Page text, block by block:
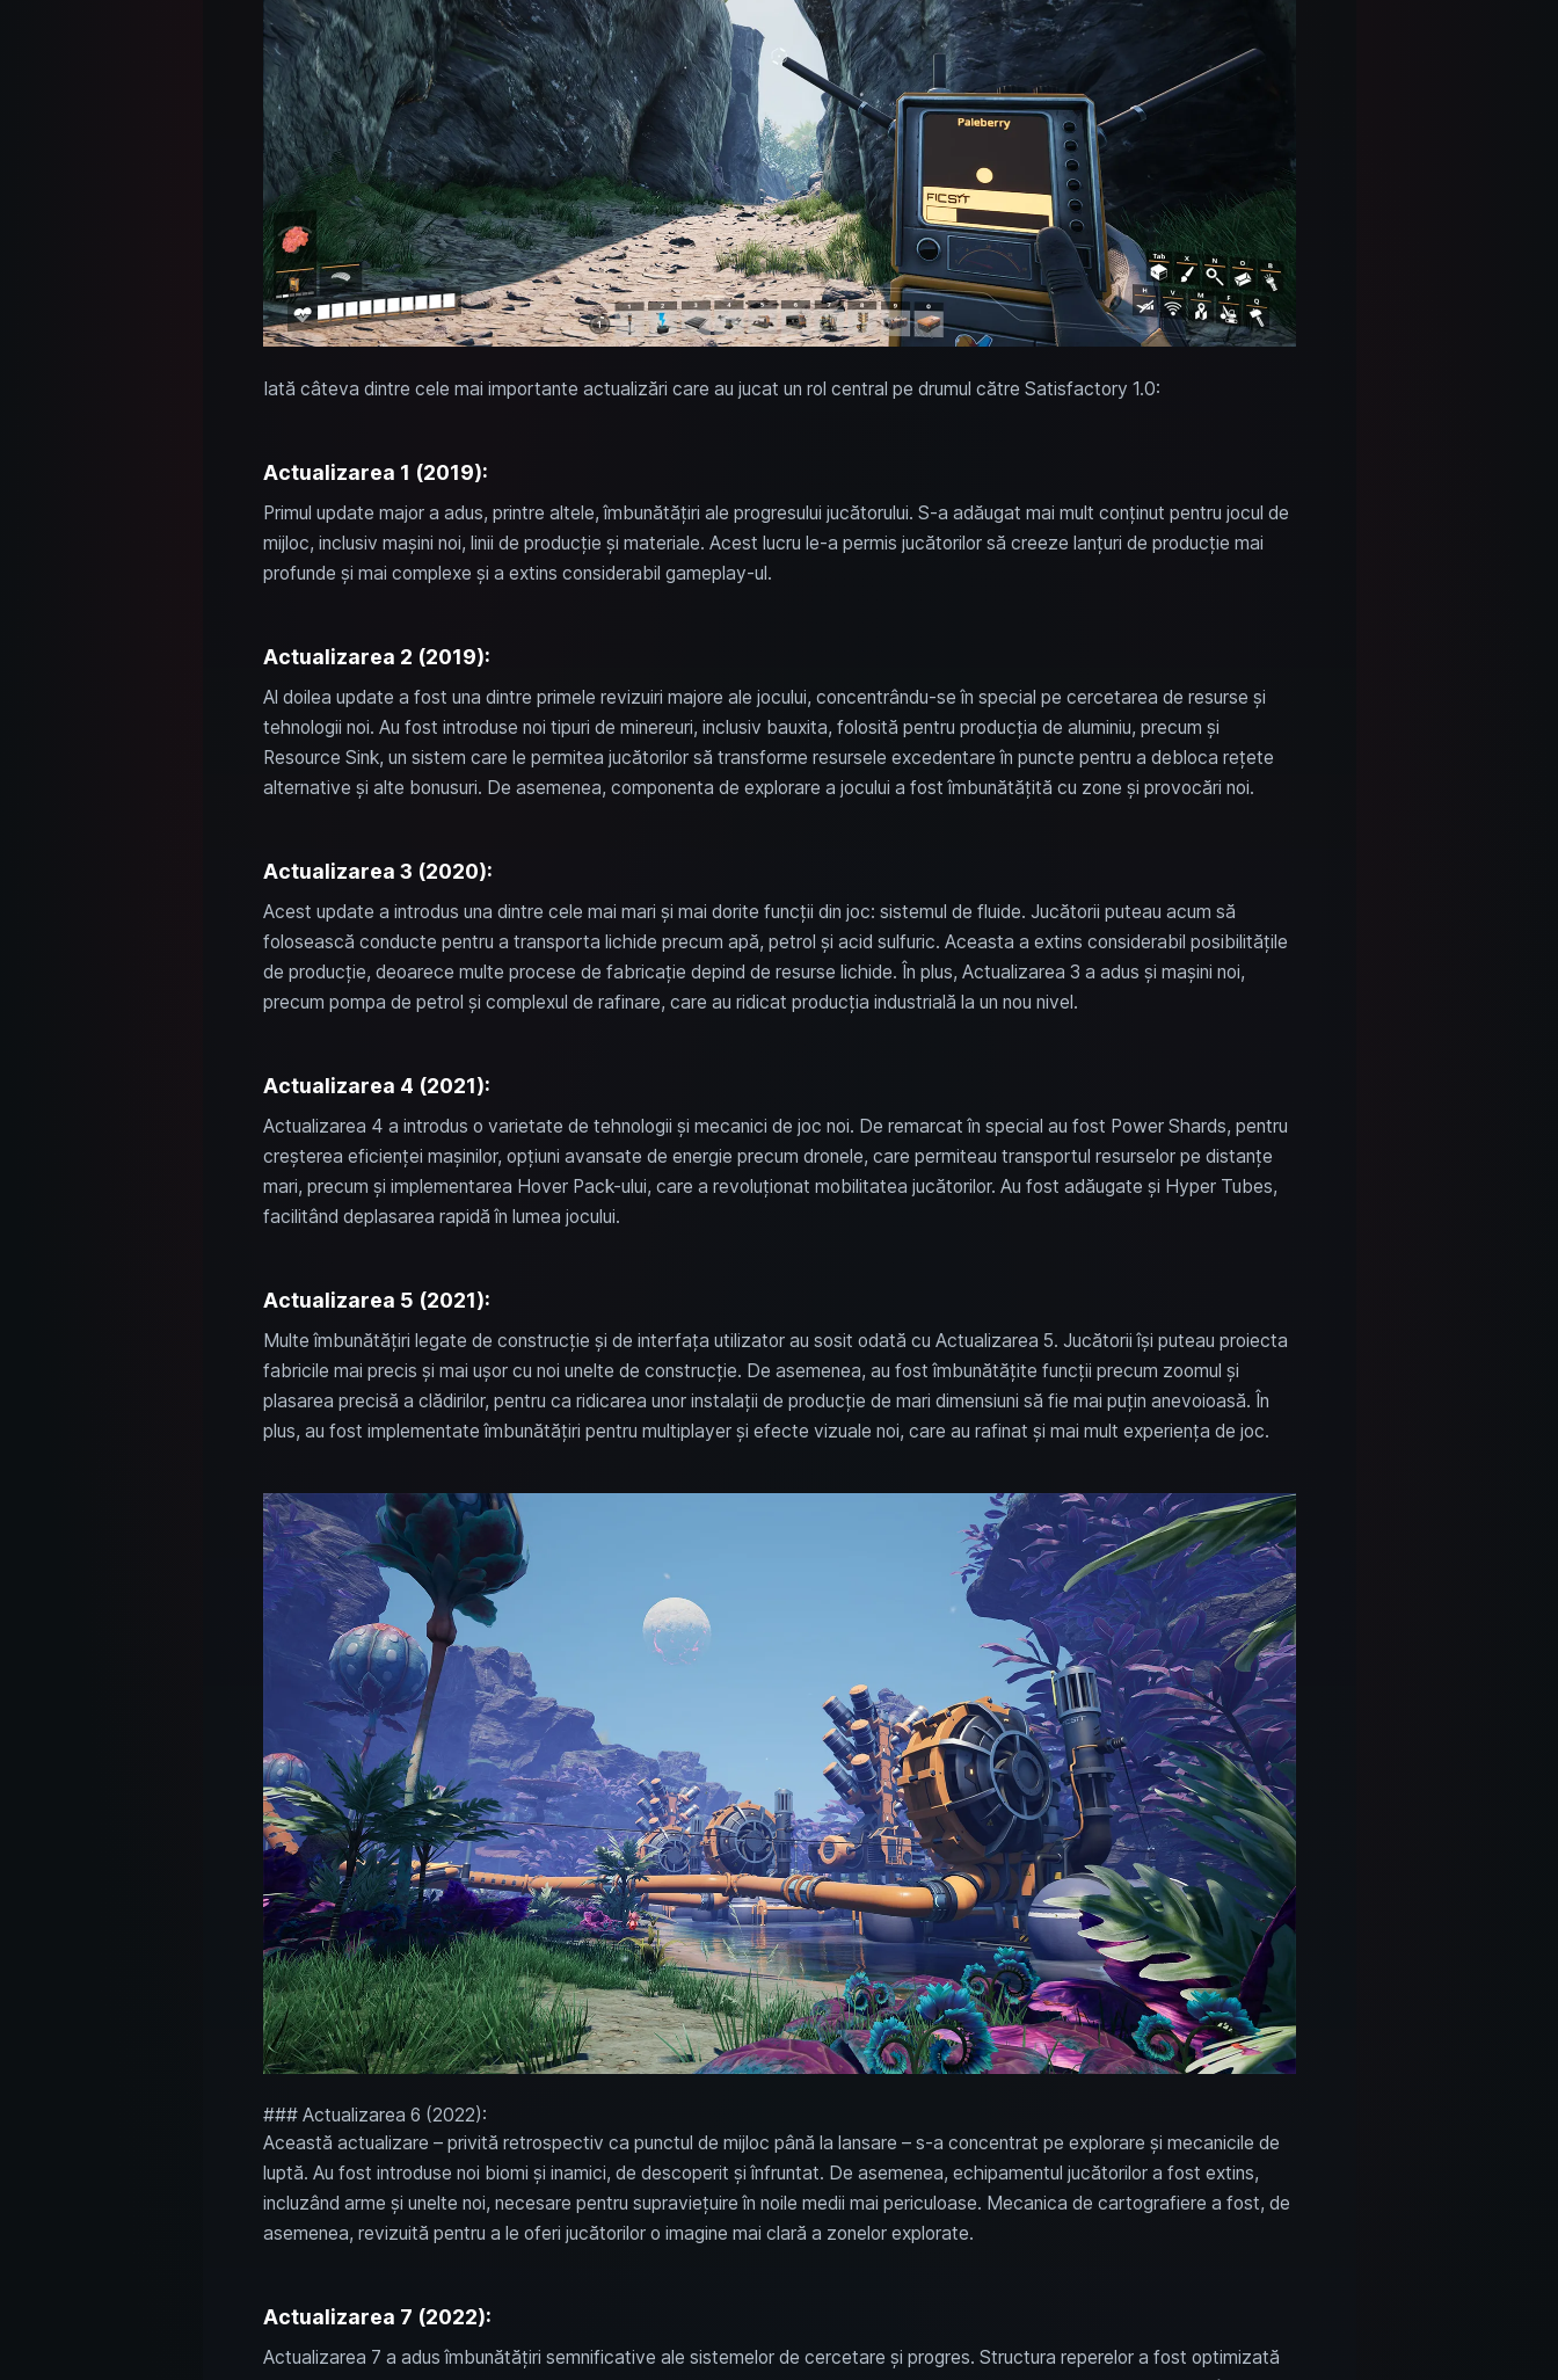
Iată câteva dintre cele mai importante actualizări care au jucat un rol central pe drumul către Satisfactory 1.0:
Actualizarea 1 (2019):
Primul update major a adus, printre altele, îmbunătățiri ale progresului jucătorului. S-a adăugat mai mult conținut pentru jocul de
mijloc, inclusiv mașini noi, linii de producție și materiale. Acest lucru le-a permis jucătorilor să creeze lanțuri de producție mai
profunde și mai complexe și a extins considerabil gameplay-ul.
Actualizarea 2 (2019):
Al doilea update a fost una dintre primele revizuiri majore ale jocului, concentrându-se în special pe cercetarea de resurse și
tehnologii noi. Au fost introduse noi tipuri de minereuri, inclusiv bauxita, folosită pentru producția de aluminiu, precum și
Resource Sink, un sistem care le permitea jucătorilor să transforme resursele excedentare în puncte pentru a debloca rețete
alternative și alte bonusuri. De asemenea, componenta de explorare a jocului a fost îmbunătățită cu zone și provocări noi.
Actualizarea 3 (2020):
Acest update a introdus una dintre cele mai mari și mai dorite funcții din joc: sistemul de fluide. Jucătorii puteau acum să
folosească conducte pentru a transporta lichide precum apă, petrol și acid sulfuric. Aceasta a extins considerabil posibilitățile
de producție, deoarece multe procese de fabricație depind de resurse lichide. În plus, Actualizarea 3 a adus și mașini noi,
precum pompa de petrol și complexul de rafinare, care au ridicat producția industrială la un nou nivel.
Actualizarea 4 (2021):
Actualizarea 4 a introdus o varietate de tehnologii și mecanici de joc noi. De remarcat în special au fost Power Shards, pentru
creșterea eficienței mașinilor, opțiuni avansate de energie precum dronele, care permiteau transportul resurselor pe distanțe
mari, precum și implementarea Hover Pack-ului, care a revoluționat mobilitatea jucătorilor. Au fost adăugate și Hyper Tubes,
facilitând deplasarea rapidă în lumea jocului.
Actualizarea 5 (2021):
Multe îmbunătățiri legate de construcție și de interfața utilizator au sosit odată cu Actualizarea 5. Jucătorii își puteau proiecta
fabricile mai precis și mai ușor cu noi unelte de construcție. De asemenea, au fost îmbunătățite funcții precum zoomul și
plasarea precisă a clădirilor, pentru ca ridicarea unor instalații de producție de mari dimensiuni să fie mai puțin anevoioasă. În
plus, au fost implementate îmbunătățiri pentru multiplayer și efecte vizuale noi, care au rafinat și mai mult experiența de joc.
### Actualizarea 6 (2022):
Această actualizare – privită retrospectiv ca punctul de mijloc până la lansare – s-a concentrat pe explorare și mecanicile de
luptă. Au fost introduse noi biomi și inamici, de descoperit și înfruntat. De asemenea, echipamentul jucătorilor a fost extins,
incluzând arme și unelte noi, necesare pentru supraviețuire în noile medii mai periculoase. Mecanica de cartografiere a fost, de
asemenea, revizuită pentru a le oferi jucătorilor o imagine mai clară a zonelor explorate.
Actualizarea 7 (2022):
Actualizarea 7 a adus îmbunătățiri semnificative ale sistemelor de cercetare și progres. Structura reperelor a fost optimizată